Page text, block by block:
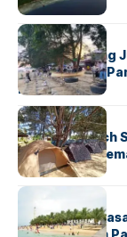
HUMANIORA
Pantai Tanjung
dengan Garis
Makassar
HUMANIORA
Coconut Beach
Timur yang
HUMANIORA
Pulau Beras